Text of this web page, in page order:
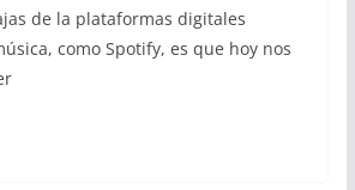
de la plataformas digitales
como Spotify, es que hoy nos